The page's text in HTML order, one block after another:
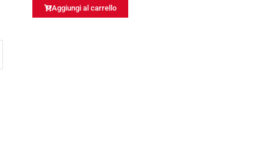
Aggiungi al carrello